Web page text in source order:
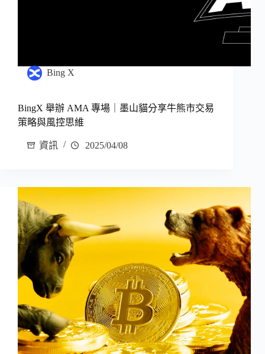
Bing X
BingX 舉辦 AMA 專場｜墨山貓分享牛熊市交易
策略與風控思維
資訊 2025/04/08